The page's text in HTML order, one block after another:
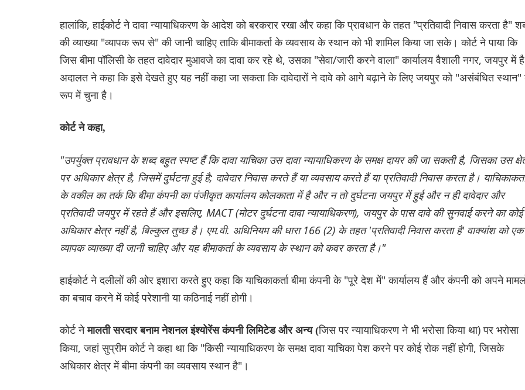
हालांकि, हाईकोर्ट ने दावा न्यायाधिकरण के आदेश को बरकरार रखा और कहा कि प्रावधान के तहत "प्रतिवादी निवास करता है"
की व्याख्या "व्यापक रूप से" की जानी चाहिए ताकि बीमाकर्ता के व्यवसाय के स्थान को भी शामिल किया जा सके। कोर्ट ने पाया कि
जिस बीमा पॉलिसी के तहत दावेदार मुआवजे का दावा कर रहे थे, उसका "सेवा/जारी करने वाला" कार्यालय वैशाली नगर, जयपुर में
अदालत ने कहा कि इसे देखते हुए यह नहीं कहा जा सकता कि दावेदारों ने दावे को आगे बढ़ाने के लिए जयपुर को "असंबंधित
रूप में चुना है।
कोर्ट ने कहा,
"उपर्युक्त प्रावधान के शब्द बहुत स्पष्ट हैं कि दावा याचिका उस दावा न्यायाधिकरण के समक्ष दायर की जा सकती है, जिसका उस
पर अधिकार क्षेत्र है, जिसमें दुर्घटना हुई है; दावेदार निवास करते हैं या व्यवसाय करते हैं या प्रतिवादी निवास करता है।
के वकील का तर्क कि बीमा कंपनी का पंजीकृत कार्यालय कोलकाता में है और न तो दुर्घटना जयपुर में हुई और न ही दावेदार और
प्रतिवादी जयपुर में रहते हैं और इसलिए, MACT (मोटर दुर्घटना दावा न्यायाधिकरण), जयपुर के पास दावे की सुनवाई करने का कोई
अधिकार क्षेत्र नहीं है, बिल्कुल तुच्छ है। एम.वी. अधिनियम की धारा 166 (2) के तहत 'प्रतिवादी निवास करता है' वाक्यांश को एक
व्यापक व्याख्या दी जानी चाहिए और यह बीमाकर्ता के व्यवसाय के स्थान को कवर करता है।"
हाईकोर्ट ने दलीलों की ओर इशारा करते हुए कहा कि याचिकाकर्ता बीमा कंपनी के "पूरे देश में" कार्यालय हैं और कंपनी को अपने
का बचाव करने में कोई परेशानी या कठिनाई नहीं होगी।
कोर्ट नेमालती सरदार बनाम नेशनल इंश्योरेंस कंपनी लिमिटेड और अन्य (जिस पर न्यायाधिकरण ने भी भरोसा किया था) पर भरोसा
किया, जहां सुप्रीम कोर्ट ने कहा था कि "किसी न्यायाधिकरण के समक्ष दावा याचिका पेश करने पर कोई रोक नहीं होगी, जिसके
अधिकार क्षेत्र में बीमा कंपनी का व्यवसाय स्थान है"।